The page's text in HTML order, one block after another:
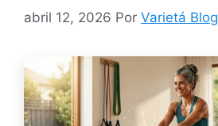
abril 12, 2026 Por Varietá Blog